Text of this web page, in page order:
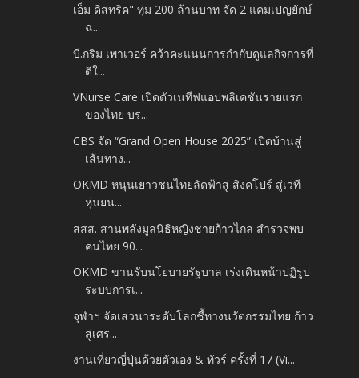
เอ็ม ดิสทริค" ทุ่ม 200 ล้านบาท จัด 2 แคมเปญยักษ์
ฉ...
บี.กริม เพาเวอร์ คว้าคะแนนการกำกับดูแลกิจการที่
ดีใ...
VNurse Care เปิดตัวเนทีฟแอปพลิเคชันรายแรก
ของไทย บร...
CBS จัด “Grand Open House 2025” เปิดบ้านสู่
เส้นทาง...
OKMD หนุนเยาวชนไทยลัดฟ้าสู่ สิงคโปร์ สู่เวที
หุ่นยน...
สสส. สานพลังมูลนิธิหญิงชายก้าวไกล สำรวจพบ
คนไทย 90...
OKMD ขานรับนโยบายรัฐบาล เร่งเดินหน้าปฏิรูป
ระบบการเ...
จุฬาฯ จัดเสวนาระดับโลกชี้ทางนวัตกรรมไทย ก้าว
สู่เศร...
งานเที่ยวญี่ปุ่นด้วยตัวเอง & ทัวร์ ครั้งที่ 17 (Vi...